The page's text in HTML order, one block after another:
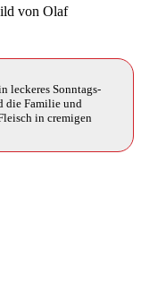
leckeres Sonntags-
die Familie und
in cremigen